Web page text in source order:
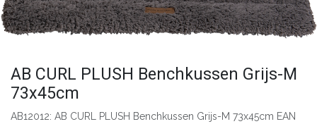
AB CURL PLUSH Benchkussen Grijs-M
73x45cm
AB12012: AB CURL PLUSH Benchkussen Grijs-M 73x45cm EAN